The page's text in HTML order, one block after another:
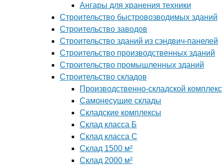
Ангары для хранения техники
Строительство быстровозводимых зданий
Строительство заводов
Строительство зданий из сэндвич-панелей
Строительство производственных зданий
Строительство промышленных зданий
Строительство складов
Производственно-складской комплекс
Самонесущие склады
Складские комплексы
Склад класса Б
Склад класса С
Склад 1500 м²
Склад 2000 м²